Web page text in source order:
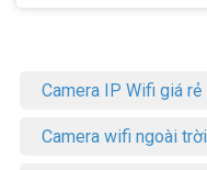
Camera IP Wifi giá rẻ
Camera wifi ngoài